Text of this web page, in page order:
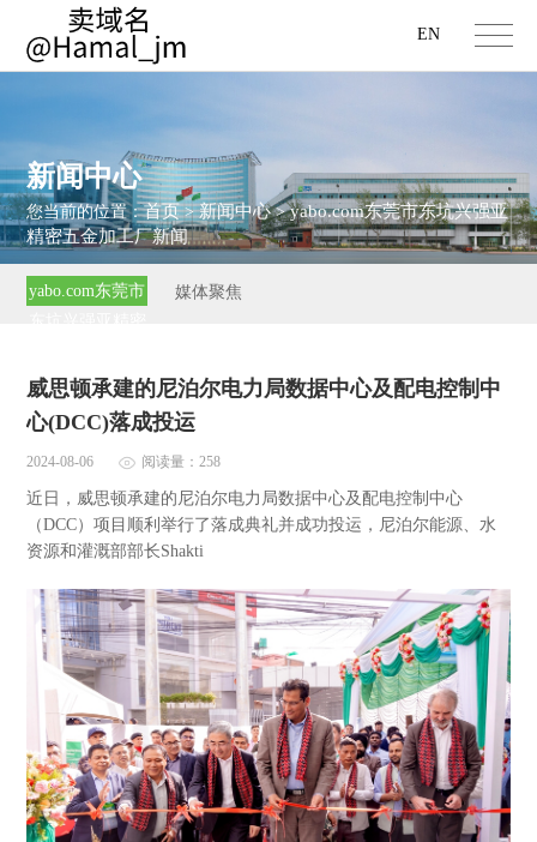
EN
新闻中心
您当前的位置：首页>新闻中心>yabo.com东莞市东坑兴强亚
精密五金加工厂新闻
yabo.com东莞市
媒体聚焦
威思顿承建的尼泊尔电力局数据中心及配电控制中
心(DCC)落成投运
2024-08-06 阅读量：258
近日，威思顿承建的尼泊尔电力局数据中心及配电控制中心
（DCC）项目顺利举行了落成典礼并成功投运，尼泊尔能源、水
资源和灌溉部部长Shakti